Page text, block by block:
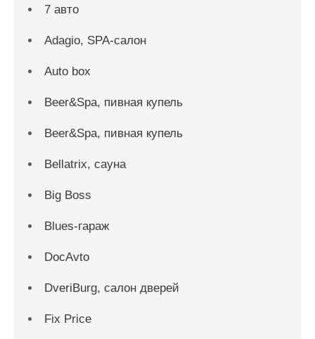
7 авто
Adagio, SPA-салон
Auto box
Beer&Spa, пивная купель
Beer&Spa, пивная купель
Bellatrix, сауна
Big Boss
Blues-гараж
DocAvto
DveriBurg, салон дверей
Fix Price